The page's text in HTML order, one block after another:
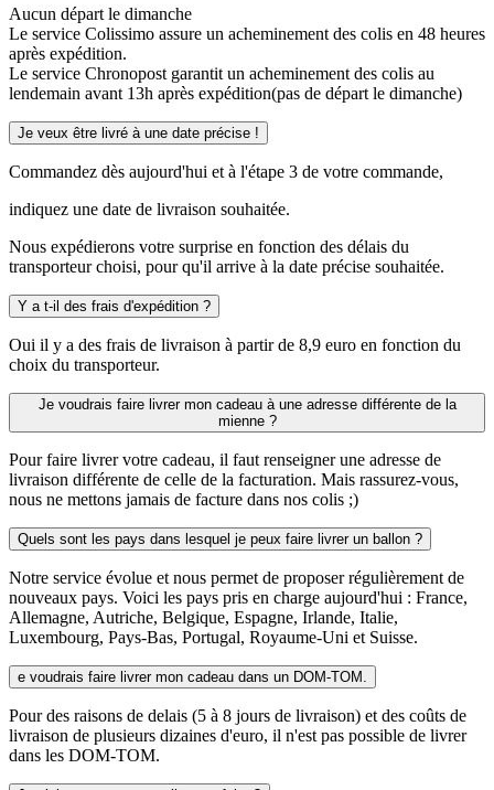
Aucun départ le dimanche
Le service Colissimo assure un acheminement des colis en 48 heures
après expédition.
Le service Chronopost garantit un acheminement des colis au
lendemain avant 13h après expédition(pas de départ le dimanche)
Je veux être livré à une date précise !
Commandez dès aujourd'hui et à l'étape 3 de votre commande,
indiquez une date de livraison souhaitée.
Nous expédierons votre surprise en fonction des délais du
transporteur choisi, pour qu'il arrive à la date précise souhaitée.
Y a t-il des frais d'expédition ?
Oui il y a des frais de livraison à partir de 8,9 euro en fonction du
choix du transporteur.
Je voudrais faire livrer mon cadeau à une adresse différente de la
mienne ?
Pour faire livrer votre cadeau, il faut renseigner une adresse de
livraison différente de celle de la facturation. Mais rassurez-vous,
nous ne mettons jamais de facture dans nos colis ;)
Quels sont les pays dans lesquel je peux faire livrer un ballon ?
Notre service évolue et nous permet de proposer régulièrement de
nouveaux pays. Voici les pays pris en charge aujourd'hui : France,
Allemagne, Autriche, Belgique, Espagne, Irlande, Italie,
Luxembourg, Pays-Bas, Portugal, Royaume-Uni et Suisse.
e voudrais faire livrer mon cadeau dans un DOM-TOM.
Pour des raisons de delais (5 à 8 jours de livraison) et des coûts de
livraison de plusieurs dizaines d'euro, il n'est pas possible de livrer
dans les DOM-TOM.